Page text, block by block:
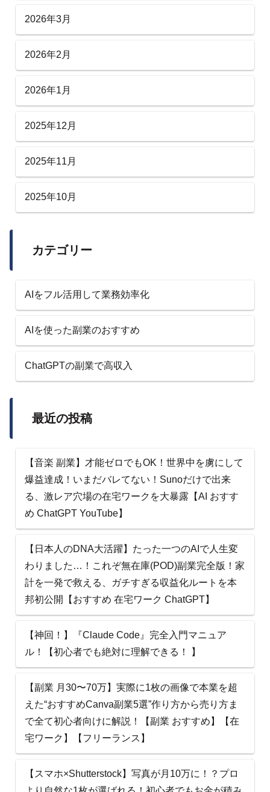
2026年3月
2026年2月
2026年1月
2025年12月
2025年11月
2025年10月
カテゴリー
AIをフル活用して業務効率化
AIを使った副業のおすすめ
ChatGPTの副業で高収入
最近の投稿
【音楽 副業】才能ゼロでもOK！世界中を虜にして
爆益達成！いまだバレてない！Sunoだけで出来
る、激レア穴場の在宅ワークを大暴露【AI おすす
め ChatGPT YouTube】
【日本人のDNA大活躍】たった一つのAIで人生変
わりました…！これぞ無在庫(POD)副業完全版！家
計を一発で救える、ガチすぎる収益化ルートを本
邦初公開【おすすめ 在宅ワーク ChatGPT】
【神回！】『Claude Code』完全入門マニュア
ル！【初心者でも絶対に理解できる！ 】
【副業 月30〜70万】実際に1枚の画像で本業を超
えた“おすすめCanva副業5選”作り方から売り方ま
で全て初心者向けに解説！【副業 おすすめ】【在
宅ワーク】【フリーランス】
【スマホ×Shutterstock】写真が月10万に！？プロ